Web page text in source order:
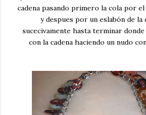
cadena pasando primero la cola por
y despues por un eslabón de la
sucecivamente hasta terminar
con la cadena haciendo un nudo